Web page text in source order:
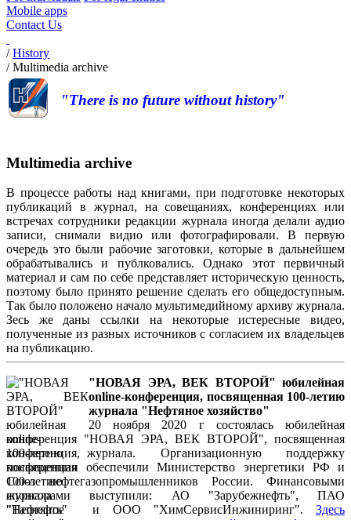
Mobile apps
Contact Us
/History
/Multimedia archive
"There is no future without history"
Multimedia archive
В процессе работы над книгами, при подготовке некоторых
публикаций в журнал, на совещаниях, конференциях или
встречах сотрудники редакции журнала иногда делали аудио
записи, снимали видио или фотографировали. В первую
очередь это были рабочие заготовки, которые в дальнейшем
обрабатывались и публковались. Однако этот первичный
материал и сам по себе представляет историческую ценность,
поэтому было принято решение сделать его общедоступным.
Так было положено начало мультимедийному архиву журнала.
Зесь же даны ссылки на некоторые истересные видео,
полученные из разных источников с согласием их владельцев
на публикацию.
"НОВАЯ ЭРА, ВЕК ВТОРОЙ" юбилейная
online-конференция, посвященная 100-летию
журнала "Нефтяное хозяйство"
20 ноября 2020 г состоялась юбилейная
конференция "НОВАЯ ЭРА, ВЕК ВТОРОЙ", посвященная
100-летию журнала. Организационную поддержку
конференции обеспечили Министерство энергетики РФ и
Союз нефтегазопромышленников России. Финансовыми
спонсорами выступили: АО "Зарубежнефть", ПАО
"Татнефть" и ООО "ХимСервисИнжиниринг". Здесь